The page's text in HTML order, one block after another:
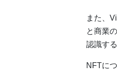
また、
と商業
認識す
NFTに